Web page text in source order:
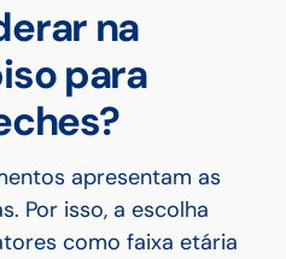
na
para
apresentam as
Por isso, a escolha
como faixa etária